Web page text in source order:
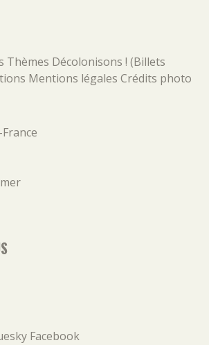
Thèmes Décolonisons ! (Billets
Mentions légales Crédits photo
Facebook